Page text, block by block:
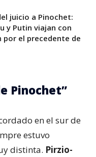
juicio a Pinochet:
y Putin viajan con
por el precedente de
Pinochet”
en el sur de
estuvo
distinta. Pirzio-